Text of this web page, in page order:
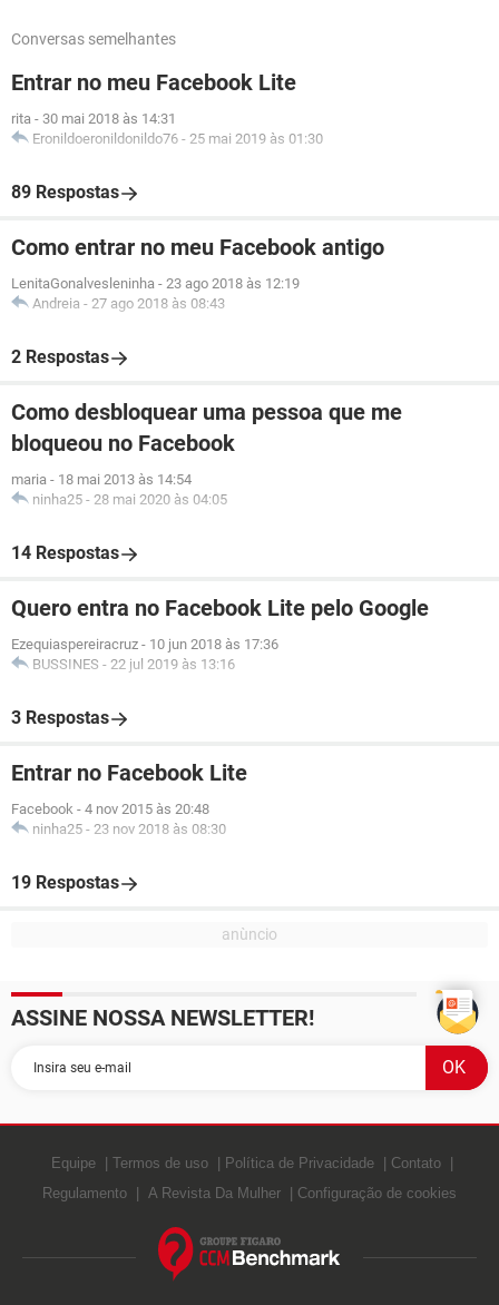
Conversas semelhantes
Entrar no meu Facebook Lite
rita - 30 mai 2018 às 14:31
Eronildoeronildonildo76 - 25 mai 2019 às 01:30
89 Respostas
Como entrar no meu Facebook antigo
LenitaGonalvesleninha - 23 ago 2018 às 12:19
Andreia - 27 ago 2018 às 08:43
2 Respostas
Como desbloquear uma pessoa que me
bloqueou no Facebook
maria - 18 mai 2013 às 14:54
ninha25 - 28 mai 2020 às 04:05
14 Respostas
Quero entra no Facebook Lite pelo Google
Ezequiaspereiracruz - 10 jun 2018 às 17:36
BUSSINES - 22 jul 2019 às 13:16
3 Respostas
Entrar no Facebook Lite
Facebook - 4 nov 2015 às 20:48
ninha25 - 23 nov 2018 às 08:30
19 Respostas
ASSINE NOSSA NEWSLETTER!
Equipe Termos de uso Política de Privacidade
Contato
Regulamento
A Revista Da Mulher Configuração de cookies